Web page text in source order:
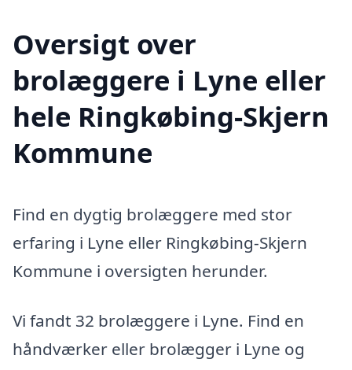
Oversigt over
brolæggere i Lyne eller
hele Ringkøbing-Skjern
Kommune
Find en dygtig brolæggere med stor
erfaring i Lyne eller Ringkøbing-Skjern
Kommune i oversigten herunder.
Vi fandt 32 brolæggere i Lyne. Find en
håndværker eller brolægger i Lyne og